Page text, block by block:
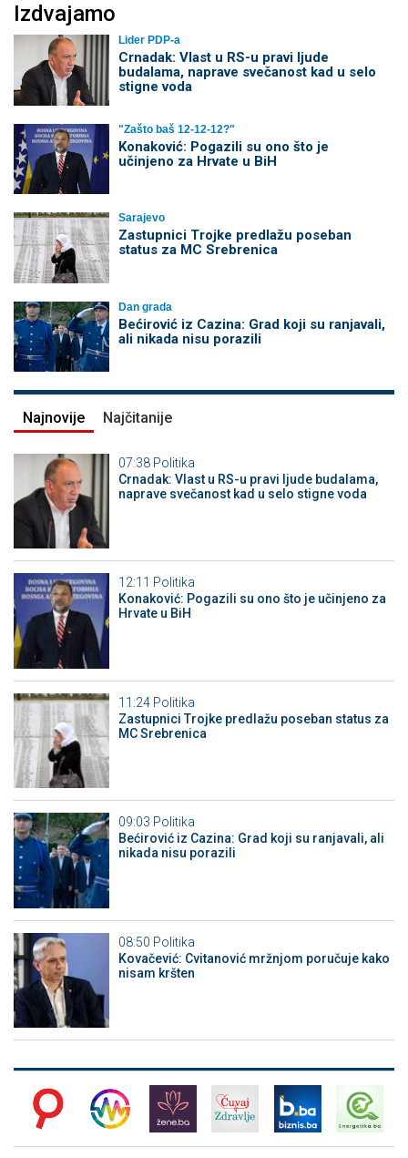
Izdvajamo
Lider PDP-a
Crnadak: Vlast u RS-u pravi ljude
budalama, naprave svečanost kad u selo
stigne voda
"Zašto baš 12-12-12?"
Konaković: Pogazili su ono što je
učinjeno za Hrvate u BiH
Sarajevo
Zastupnici Trojke predlažu poseban
status za MC Srebrenica
Dan grada
Bećirović iz Cazina: Grad koji su ranjavali,
ali nikada nisu porazili
Najnovije Najčitanije
07:38 Politika
Crnadak: Vlast u RS-u pravi ljude budalama,
naprave svečanost kad u selo stigne voda
12:11 Politika
Konaković: Pogazili su ono što je učinjeno za
Hrvate u BiH
11:24 Politika
Zastupnici Trojke predlažu poseban status za
MC Srebrenica
09:03 Politika
Bećirović iz Cazina: Grad koji su ranjavali, ali
nikada nisu porazili
08:50 Politika
Kovačević: Cvitanović mržnjom poručuje kako
nisam kršten